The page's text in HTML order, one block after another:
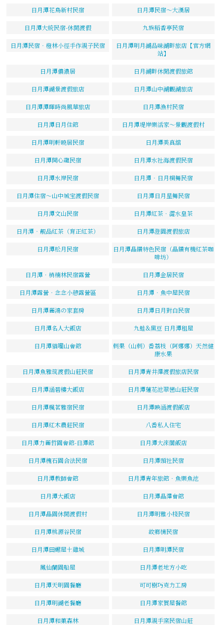
日月潭花鳥新村民宿 日月潭民宿～大漢居
日月潭大統民宿-休閒渡假 九族稻香亭民宿
日月潭民宿‧橙林小徑手作親子民宿
日月潭明月湖品味湖畔旅店【官方網
站】
日月潭儂濃居 日月湖畔休閒渡假旅館
日月潭湖景渡假旅店 日月潭山中湖觀湖旅店
日月潭潭暉時尚風華旅店 日月潭漁村民宿
日月潭日月住館 日月潭堤岸樂活家～景觀渡假村
日月潭明軒曉居民宿 日月潭美真舘
日月潭開心龍民宿 日月潭水社海渡假民宿
日月潭水岸民宿 日月潭‧日月桐舞民宿
日月潭住宿～山中城宝渡假民宿 日月潭日月星舞民宿
日月潭文山民宿 日月潭紅茶．澀水皇茶
日月潭‧靚品紅茶（育正紅茶） 日月潭澄園渡假旅店
日月潭松月民宿
日月潭晶鑽特色民宿（晶鑽有機紅茶咖
啡坊）
日月潭．梢楠林民宿露營 日月潭金居民宿
日月潭露營‧念念小憩露營區 日月潭‧魚中屋民宿
日月潭麗鴻の家套房 日月潭日月對白民宿
日月潭名人大飯店 九蛙&黑豆 日月潭租屋
日月潭貓囒山會館
刺果（山刺）番荔枝（阿娜娜）天然健
康水果
日月潭魚雅筑渡假山莊民宿 日月潭青井澤渡假旅店民宿
日月潭涵碧樓大飯店 日月潭蓮花池翠巒山莊民宿
日月潭楓茗雅宿民宿 日月潭映涵渡假飯店
日月潭紅木農莊民宿 八番私人住宅
日月潭力麗哲園會館-日潭館 日月潭大淶閣飯店
日月潭槐石園合法民宿 日月潭頭社民宿
日月潭教師會館 日月潭青年旅館‧魚樂魚池
日月潭大飯店 日月潭晶澤會館
日月潭晶園休閒渡假村 日月潭明雅小棧民宿
日月潭桃源谷民宿 故鄉情民宿
日月潭田螺屋土雞城 日月潭明潭民宿
鳳仙蘭園船屋 日月潭老地方小吃
日月潭天明園餐廳 可可樹巧克力工房
日月潭明湖老餐廳 日月潭家賀屋餐館
日月潭和菓森林 日月潭親手窯民宿山莊